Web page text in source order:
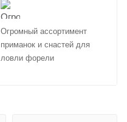
Огромный ассортимент
приманок и снастей для
ловли форели